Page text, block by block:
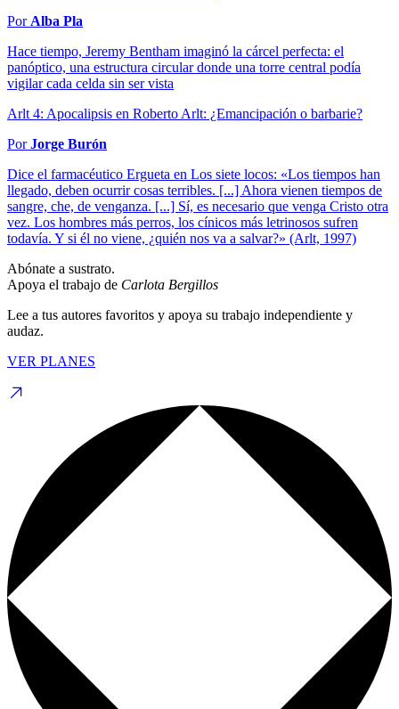
Por Alba Pla
Hace tiempo, Jeremy Bentham imaginó la cárcel perfecta: el
panóptico, una estructura circular donde una torre central podía
vigilar cada celda sin ser vista
Arlt 4: Apocalipsis en Roberto Arlt: ¿Emancipación o barbarie?
PorJorge Burón
Dice el farmacéutico Ergueta en Los siete locos: «Los tiempos han
llegado, deben ocurrir cosas terribles. [...] Ahora vienen tiempos de
sangre, che, de venganza. [...] Sí, es necesario que venga Cristo otra
vez. Los hombres más perros, los cínicos más letrinosos sufren
todavía. Y si él no viene, ¿quién nos va a salvar?» (Arlt, 1997)
Abónate a sustrato.
Apoya el trabajo de Carlota Bergillos
Lee a tus autores favoritos y apoya su trabajo independiente y
audaz.
VER PLANES